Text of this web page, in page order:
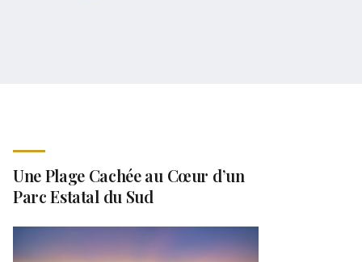
Une Plage Cachée au Cœur d’un
Parc Estatal du Sud